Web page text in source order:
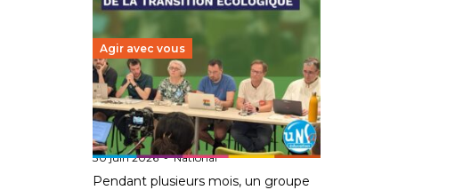
Agir avec vous
Transition écologique de
l’éducation : l’UNSA Éducation
fait bouger les lignes
30 juin 2026-National
Pendant plusieurs mois, un groupe